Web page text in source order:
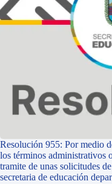
Resolución 955: Por medio
los términos administrativos
tramite de unas solicitudes
secretaria de educación